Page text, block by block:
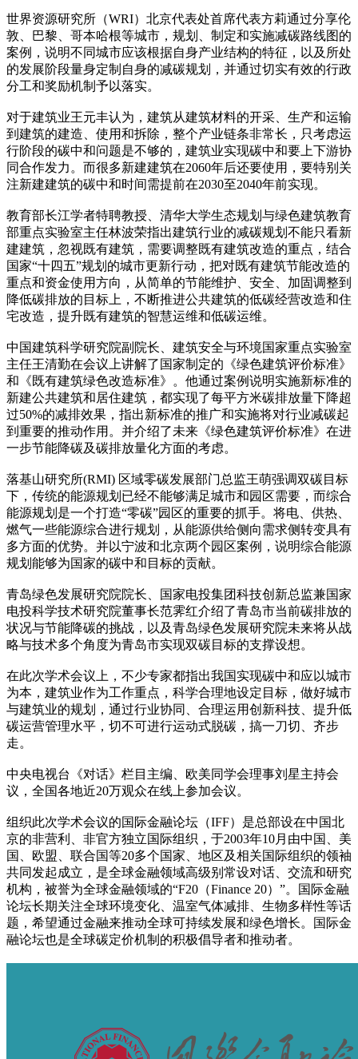
世界资源研究所（WRI）北京代表处首席代表方莉通过分享伦
敦、巴黎、哥本哈根等城市，规划、制定和实施减碳路线图的
案例，说明不同城市应该根据自身产业结构的特征，以及所处
的发展阶段量身定制自身的减碳规划，并通过切实有效的行政
分工和奖励机制予以落实。
对于建筑业王元丰认为，建筑从建筑材料的开采、生产和运输
到建筑的建造、使用和拆除，整个产业链条非常长，只考虑运
行阶段的碳中和问题是不够的，建筑业实现碳中和要上下游协
同合作发力。而很多新建建筑在2060年后还要使用，要特别关
注新建建筑的碳中和时间需提前在2030至2040年前实现。
教育部长江学者特聘教授、清华大学生态规划与绿色建筑教育
部重点实验室主任林波荣指出建筑行业的减碳规划不能只看新
建建筑，忽视既有建筑，需要调整既有建筑改造的重点，结合
国家“十四五”规划的城市更新行动，把对既有建筑节能改造的
重点和资金使用方向，从简单的节能维护、安全、加固调整到
降低碳排放的目标上，不断推进公共建筑的低碳经营改造和住
宅改造，提升既有建筑的智慧运维和低碳运维。
中国建筑科学研究院副院长、建筑安全与环境国家重点实验室
主任王清勤在会议上讲解了国家制定的《绿色建筑评价标准》
和《既有建筑绿色改造标准》。他通过案例说明实施新标准的
新建公共建筑和居住建筑，都实现了每平方米碳排放量下降超
过50%的减排效果，指出新标准的推广和实施将对行业减碳起
到重要的推动作用。并介绍了未来《绿色建筑评价标准》在进
一步节能降碳及碳排放量化方面的考虑。
落基山研究所(RMI) 区域零碳发展部门总监王萌强调双碳目标
下，传统的能源规划已经不能够满足城市和园区需要，而综合
能源规划是一个打造“零碳”园区的重要的抓手。将电、供热、
燃气一些能源综合进行规划，从能源供给侧向需求侧转变具有
多方面的优势。并以宁波和北京两个园区案例，说明综合能源
规划能够为国家的碳中和目标的贡献。
青岛绿色发展研究院院长、国家电投集团科技创新总监兼国家
电投科学技术研究院董事长范霁红介绍了青岛市当前碳排放的
状况与节能降碳的挑战，以及青岛绿色发展研究院未来将从战
略与技术多个角度为青岛市实现双碳目标的支撑设想。
在此次学术会议上，不少专家都指出我国实现碳中和应以城市
为本，建筑业作为工作重点，科学合理地设定目标，做好城市
与建筑业的规划，通过行业协同、合理运用创新科技、提升低
碳运营管理水平，切不可进行运动式脱碳，搞一刀切、齐步
走。
中央电视台《对话》栏目主编、欧美同学会理事刘星主持会
议，全国各地近20万观众在线上参加会议。
组织此次学术会议的国际金融论坛（IFF）是总部设在中国北
京的非营利、非官方独立国际组织，于2003年10月由中国、美
国、欧盟、联合国等20多个国家、地区及相关国际组织的领袖
共同发起成立，是全球金融领域高级别常设对话、交流和研究
机构，被誉为全球金融领域的“F20（Finance 20）”。国际金融
论坛长期关注全球环境变化、温室气体减排、生物多样性等话
题，希望通过金融来推动全球可持续发展和绿色增长。国际金
融论坛也是全球碳定价机制的积极倡导者和推动者。